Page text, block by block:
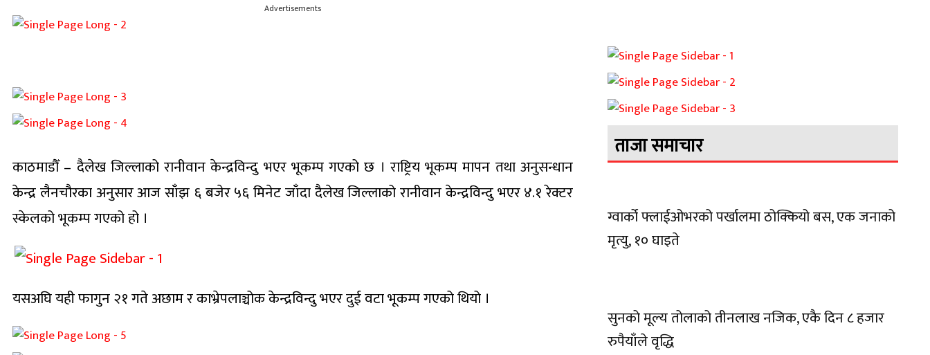
Advertisements
काठमाडौँ – दैलेख जिल्लाको रानीवान केन्द्रविन्दु भएर भूकम्प गएको छ । राष्ट्रिय भूकम्प मापन तथा अनुसन्धान
केन्द्र लैनचौरका अनुसार आज साँझ ६ बजेर ५६ मिनेट जाँदा दैलेख जिल्लाको रानीवान केन्द्रविन्दु भएर ४.१ रेक्टर
स्केलको भूकम्प गएको हो ।
यसअघि यही फागुन २१ गते अछाम र काभ्रेपलाञ्चोक केन्द्रविन्दु भएर दुई वटा भूकम्प गएको थियो ।
ताजा समाचार
ग्वार्को फ्लाईओभरको पर्खालमा ठोक्कियो बस, एक जनाको
मृत्यु, १० घाइते
सुनको मूल्य तोलाको तीनलाख नजिक, एकै दिन ८ हजार
रुपैयाँले वृद्धि